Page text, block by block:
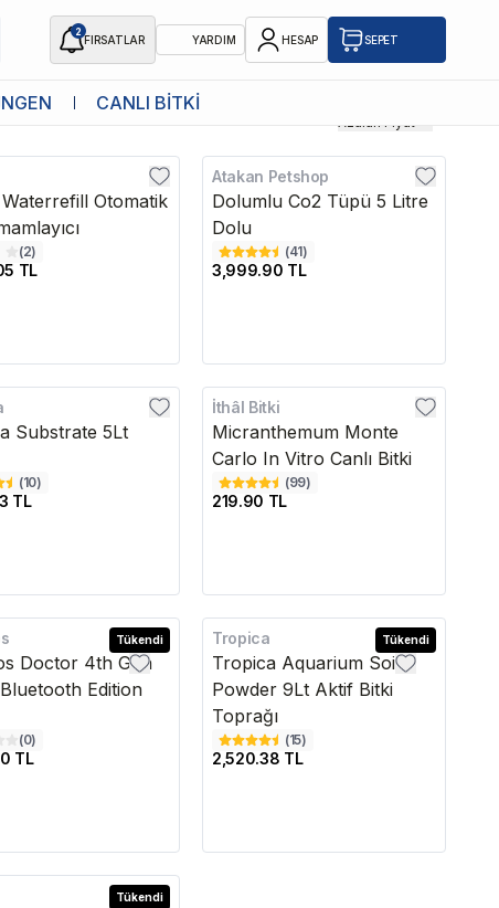
2
FIRSATLAR YARDIM HESAP SEPET
CANLI BİTKİ
Azalan Fiyat
Waterrefill Otomatik
(2)
TL
Kargo Bedava
Atakan Petshop
Dolumlu Co2 Tüpü 5 Litre
Dolu
(41)
3,999.90 TL
Substrate 5Lt
(10)
TL
İthâl Bitki
Micranthemum Monte
Carlo In Vitro Canlı Bitki
(99)
219.90 TL
Tükendi
Doctor 4th Gen
Edition
(0)
TL
Kargo Bedava Tükendi
Tropica
Tropica Aquarium Soil
Powder 9Lt Aktif Bitki
Toprağı
(15)
2,520.38 TL
Tükendi